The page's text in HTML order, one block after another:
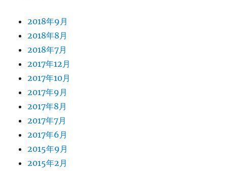
2018年9月
2018年8月
2018年7月
2017年12月
2017年10月
2017年9月
2017年8月
2017年7月
2017年6月
2015年9月
2015年2月